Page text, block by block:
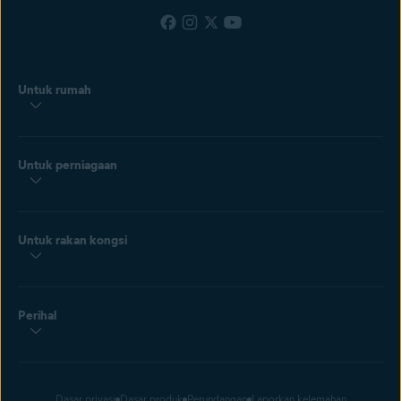
Untuk rumah
Untuk perniagaan
Untuk rakan kongsi
Perihal